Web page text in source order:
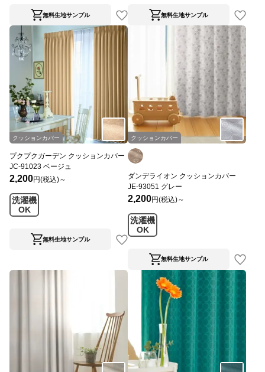
無料生地サンプル 無料生地サンプル
クッションカバー
プクプクガーデン クッションカバー
JC-91023 ベージュ
2,200円(税込)～
洗濯機
OK
無料生地サンプル
クッションカバー
ダンデライオン クッションカバー
JE-93051 グレー
2,200円(税込)～
洗濯機
OK
無料生地サンプル